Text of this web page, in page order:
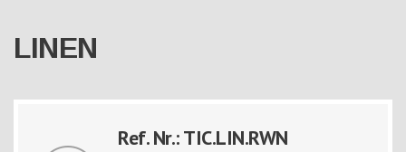
LINEN
Ref. Nr.: TIC.LIN.RWN